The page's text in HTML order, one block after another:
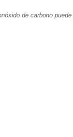
de carbono puede